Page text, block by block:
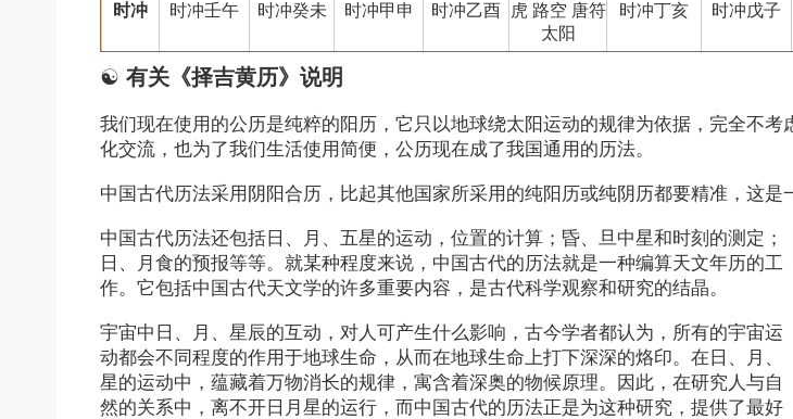
时冲 时冲壬午 时冲癸未 时冲甲申 时冲乙酉
虎 路空 唐符
太阳
时冲丁亥 时冲戊子
☯ 有关《择吉黄历》说明
我们现在使用的公历是纯粹的阳历，它只以地球绕太阳运动的规律为依据，完全不
化交流，也为了我们生活使用简便，公历现在成了我国通用的历法。
中国古代历法采用阴阳合历，比起其他国家所采用的纯阳历或纯阴历都要精准，这是
中国古代历法还包括日、月、五星的运动，位置的计算；昏、旦中星和时刻的测定；
日、月食的预报等等。就某种程度来说，中国古代的历法就是一种编算天文年历的工
作。它包括中国古代天文学的许多重要内容，是古代科学观察和研究的结晶。
宇宙中日、月、星辰的互动，对人可产生什么影响，古今学者都认为，所有的宇宙运
动都会不同程度的作用于地球生命，从而在地球生命上打下深深的烙印。在日、月、
星的运动中，蕴藏着万物消长的规律，寓含着深奥的物候原理。因此，在研究人与自
然的关系中，离不开日月星的运行，而中国古代的历法正是为这种研究，提供了最好